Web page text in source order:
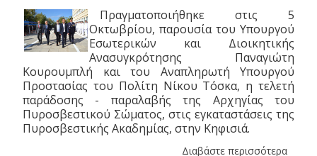
Πραγματοποιήθηκε στις 5
Οκτωβρίου, παρουσία του Υπουργού
Εσωτερικών και Διοικητικής
Ανασυγκρότησης Παναγιώτη
Κουρουμπλή και του Αναπληρωτή Υπουργού
Προστασίας του Πολίτη Νίκου Τόσκα, η τελετή
παράδοσης - παραλαβής της Αρχηγίας του
Πυροσβεστικού Σώματος, στις εγκαταστάσεις της
Πυροσβεστικής Ακαδημίας, στην Κηφισιά.
Διαβάστε περισσότερα